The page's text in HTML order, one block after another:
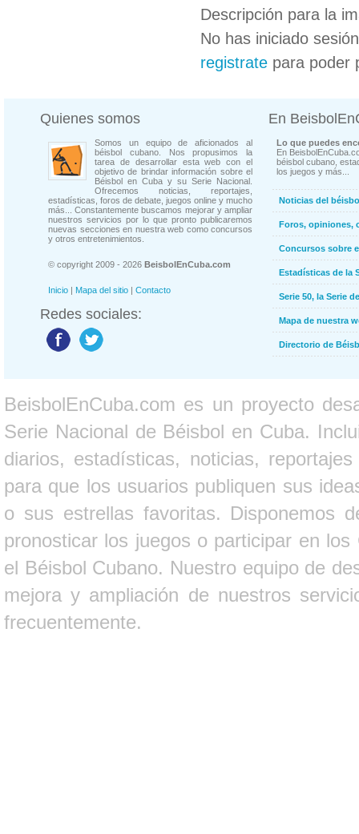
Descripción para la
No has iniciado
registrate para poder
Quienes somos
Somos un equipo de aficionados al
béisbol cubano. Nos propusimos la
tarea de desarrollar esta web con el
objetivo de brindar información sobre el
Béisbol en Cuba y su Serie Nacional.
Ofrecemos noticias, reportajes,
estadísticas, foros de debate, juegos online y mucho
más... Constantemente buscamos mejorar y ampliar
nuestros servicios por lo que pronto publicaremos
nuevas secciones en nuestra web como concursos
y otros entretenimientos.
© copyright 2009 - 2026 BeisbolEnCuba.com
Inicio | Mapa del sitio | Contacto
Redes sociales:
En
Lo que puedes
En
béisbol cubano,
los juegos y más...
Noticias del
Foros, opiniones,
Concursos sobre
Estadísticas de la
Serie 50, la Serie
Mapa de nuestra
Directorio de
BeisbolEnCuba.com es un proyecto
Serie Nacional de Béisbol en Cuba.
diarios, estadísticas, noticias,
para que los usuarios publiquen sus
o sus estrellas favoritas. Disponemos
pronosticar los juegos o participar en
el Béisbol Cubano. Nuestro equipo de
mejora y ampliación de nuestros
frecuentemente.